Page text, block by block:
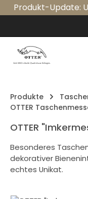
Zum Hauptinhalt
Produkt-Update:
Produkte
OTTER
OTTER
Besonderes
dekorativer
echtes Unikat.